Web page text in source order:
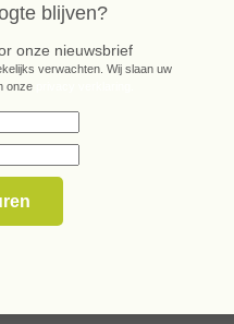
blijven?
onze nieuwsbrief
verwachten. Wij slaan uw
onze